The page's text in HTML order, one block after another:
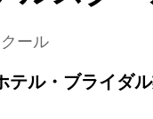
ール
テル・ブライダ